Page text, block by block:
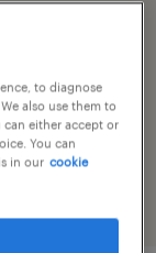
to diagnose
also use them to
can either accept or
You can
in our cookie